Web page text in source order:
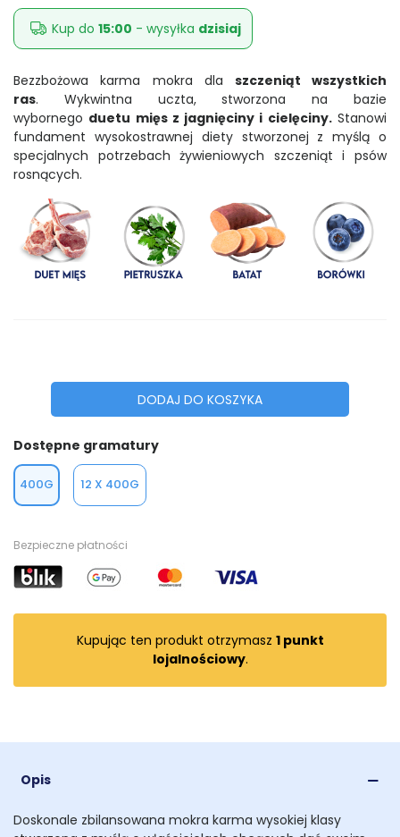
Kup do 15:00 - wysyłka dzisiaj
Bezzbożowa karma mokra dla szczeniąt wszystkich
ras. Wykwintna uczta, stworzona na bazie
wybornego duetu mięs z jagnięciny i cielęciny.Stanowi
fundament wysokostrawnej diety stworzonej z myślą o
specjalnych potrzebach żywieniowych szczeniąt i psów
rosnących.
DODAJ DO KOSZYKA
Dostępne gramatury
400G 12 X 400G
Bezpieczne płatności
Kupując ten produkt otrzymasz 1punkt
lojalnościowy.
Opis
Doskonale zbilansowana mokra karma wysokiej klasy